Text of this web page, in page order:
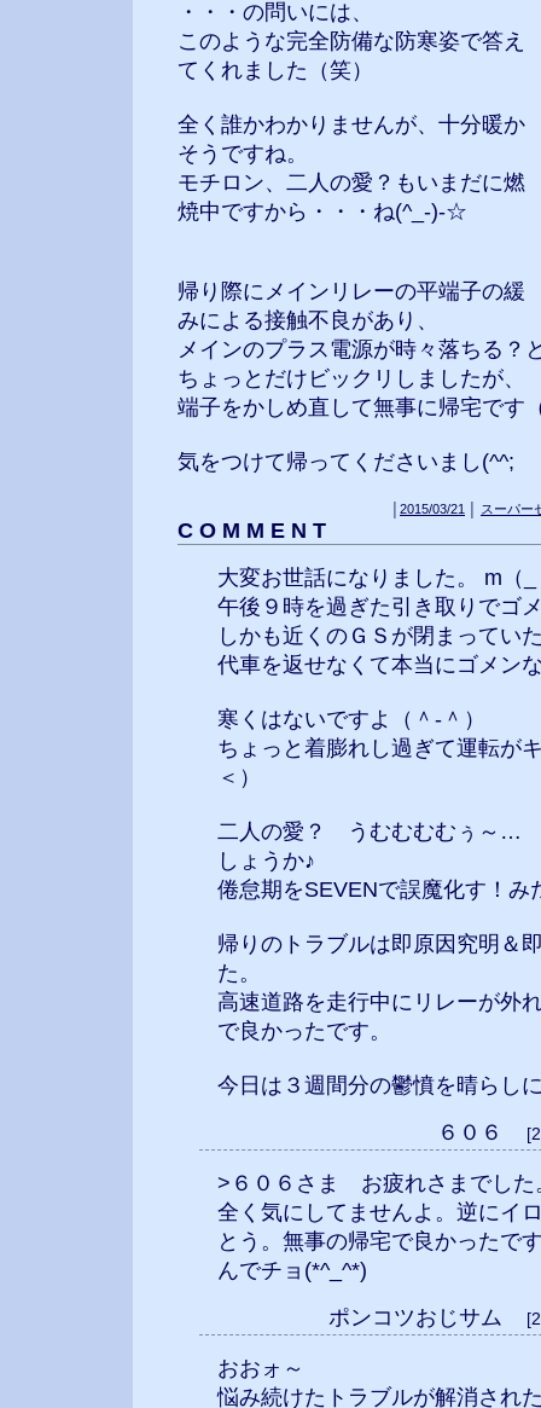
・・・の問いには、
このような完全防備な防寒姿で答え
てくれました（笑）
全く誰かわかりませんが、十分暖か
そうですね。
モチロン、二人の愛？もいまだに燃
焼中ですから・・・ね(^_-)-☆
帰り際にメインリレーの平端子の緩
みによる接触不良があり、
メインのプラス電源が時々落ちる？
ちょっとだけビックリしましたが、
端子をかしめ直して無事に帰宅です
気をつけて帰ってくださいまし(^^;
2015/03/21 スーパー
C O M M E N T
大変お世話になりました。 m（
午後９時を過ぎた引き取りでゴ
しかも近くのＧＳが閉まってい
代車を返せなくて本当にゴメン
寒くはないですよ（＾-＾）
ちょっと着膨れし過ぎて運転が
＜）
二人の愛？ うむむむむぅ～…
しょうか♪
倦怠期をSEVENで誤魔化す！み
帰りのトラブルは即原因究明＆
た。
高速道路を走行中にリレーが外
で良かったです。
今日は３週間分の鬱憤を晴らし
６０６
>６０６さま お疲れさまでした
全く気にしてませんよ。逆にイ
とう。無事の帰宅で良かったで
んでチョ(*^_^*)
ポンコツおじサム
おおォ～
悩み続けたトラブルが解消され